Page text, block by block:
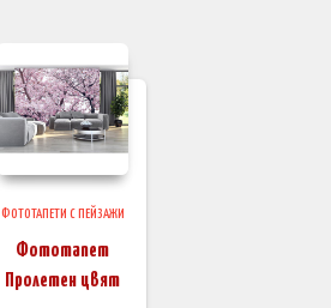
ФОТОТАПЕТИ С ПЕЙЗАЖИ
Фототапет
Пролетен цвят